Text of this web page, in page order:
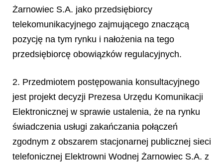
Żarnowiec S.A. jako przedsiębiorcy
telekomunikacyjnego zajmującego znaczącą
pozycję na tym rynku i nałożenia na tego
przedsiębiorcę obowiązków regulacyjnych.
2. Przedmiotem postępowania konsultacyjnego
jest projekt decyzji Prezesa Urzędu Komunikacji
Elektronicznej w sprawie ustalenia, że na rynku
świadczenia usługi zakańczania połączeń
zgodnym z obszarem stacjonarnej publicznej sieci
telefonicznej Elektrowni Wodnej Żarnowiec S.A. z